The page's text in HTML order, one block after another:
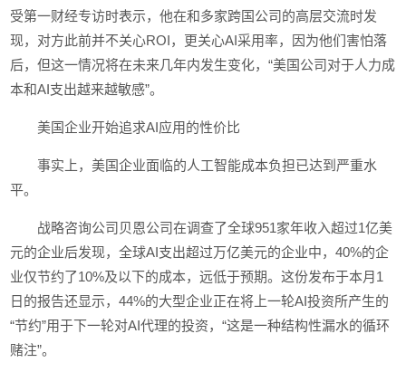
受第一财经专访时表示，他在和多家跨国公司的高层交流时发
现，对方此前并不关心ROI，更关心AI采用率，因为他们害怕落
后，但这一情况将在未来几年内发生变化，“美国公司对于人力成
本和AI支出越来越敏感”。
美国企业开始追求AI应用的性价比
事实上，美国企业面临的人工智能成本负担已达到严重水
平。
战略咨询公司贝恩公司在调查了全球951家年收入超过1亿美
元的企业后发现，全球AI支出超过万亿美元的企业中，40%的企
业仅节约了10%及以下的成本，远低于预期。这份发布于本月1
日的报告还显示，44%的大型企业正在将上一轮AI投资所产生的
“节约”用于下一轮对AI代理的投资，“这是一种结构性漏水的循环
赌注”。